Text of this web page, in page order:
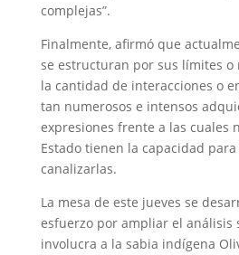
complejas”.
Finalmente, afirmó que
se estructuran por sus límites o
la cantidad de interacciones o
tan numerosos e intensos
expresiones frente a las cuales
Estado tienen la capacidad
canalizarlas.
La mesa de este jueves se
esfuerzo por ampliar el análisis
involucra a la sabia indígena